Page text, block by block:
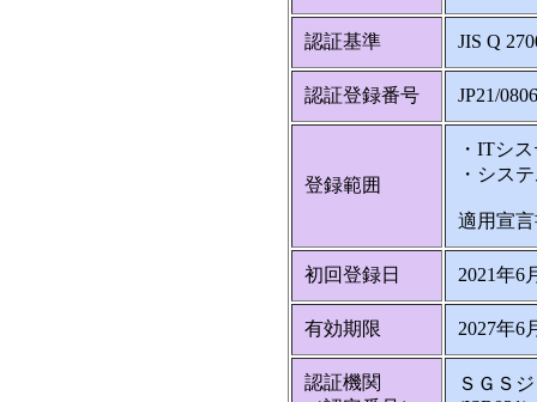
認証基準 JIS Q
認証登録番号 JP21/
登録範囲
・ITシ
・シス
適用宣
初回登録日 2021年6
有効期限 2027年6
認証機関
ＳＧＳ